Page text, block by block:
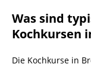
Was sind
Kochkursen
Die Kochkurse in